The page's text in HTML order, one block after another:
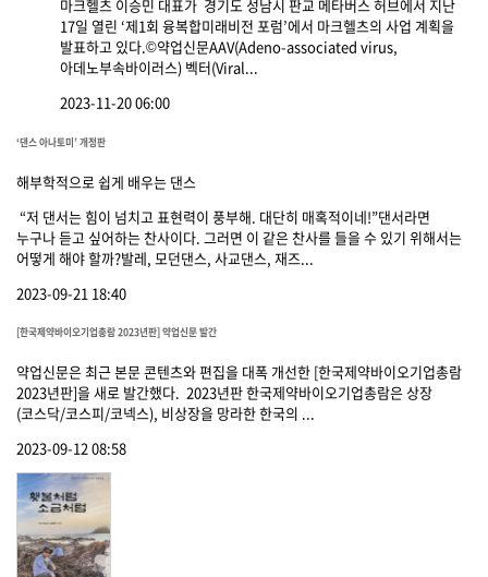
마크헬츠 이승민 대표가 경기도 성남시 판교 메타버스 허브에서 지난
17일 열린 ‘제1회 융복합미래비전 포럼’에서 마크헬츠의 사업 계획을
발표하고 있다.©약업신문AAV(Adeno-associated virus,
아데노부속바이러스) 벡터(Viral...
2023-11-20 06:00
‘댄스 아나토미’ 개정판
해부학적으로 쉽게 배우는 댄스
“저 댄서는 힘이 넘치고 표현력이 풍부해. 대단히 매혹적이네!”댄서라면
누구나 듣고 싶어하는 찬사이다. 그러면 이 같은 찬사를 들을 수 있기 위해서는
어떻게 해야 할까?발레, 모던댄스, 사교댄스, 재즈...
2023-09-21 18:40
[한국제약바이오기업총람 2023년판] 약업신문 발간
약업신문은 최근 본문 콘텐츠와 편집을 대폭 개선한 [한국제약바이오기업총람
2023년판]을 새로 발간했다. 2023년판 한국제약바이오기업총람은 상장
(코스닥/코스피/코넥스), 비상장을 망라한 한국의 ...
2023-09-12 08:58